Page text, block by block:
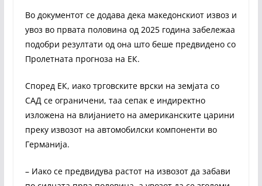
Во документот се додава дека македонскиот извоз и
увоз во првата половина од 2025 година забележаа
подобри резултати од она што беше предвидено со
Пролетната прогноза на ЕК.
Според ЕК, иако трговските врски на земјата со
САД се ограничени, таа сепак е индиректно
изложена на влијанието на американските царини
преку извозот на автомобилски компоненти во
Германија.
– Иако се предвидува растот на извозот да забави